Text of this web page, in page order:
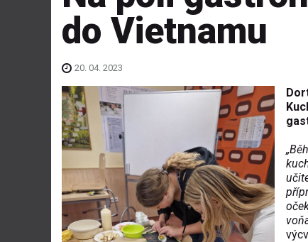
do Vietnamu
20. 04. 2023